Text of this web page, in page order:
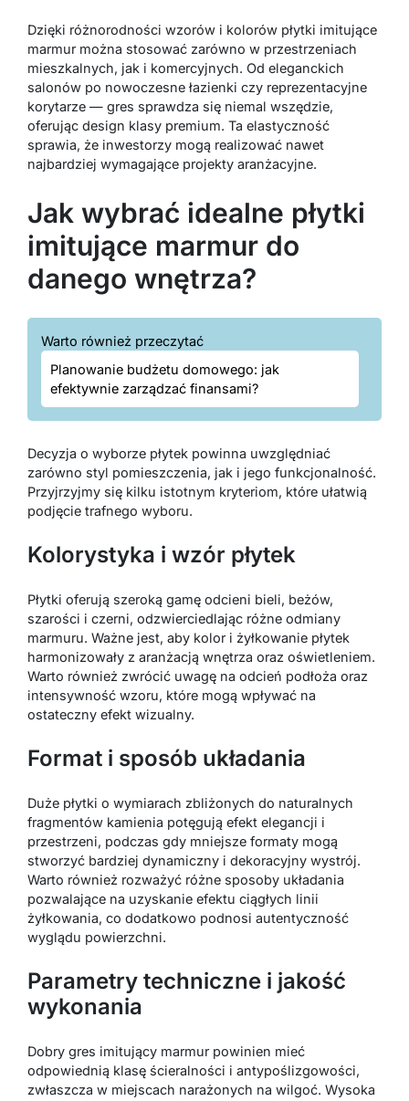
Dzięki różnorodności wzorów i kolorów płytki imitujące
marmur można stosować zarówno w przestrzeniach
mieszkalnych, jak i komercyjnych. Od eleganckich
salonów po nowoczesne łazienki czy reprezentacyjne
korytarze — gres sprawdza się niemal wszędzie,
oferując design klasy premium. Ta elastyczność
sprawia, że inwestorzy mogą realizować nawet
najbardziej wymagające projekty aranżacyjne.
Jak wybrać idealne płytki
imitujące marmur do
danego wnętrza?
Warto również przeczytać
Planowanie budżetu domowego: jak
efektywnie zarządzać finansami?
Decyzja o wyborze płytek powinna uwzględniać
zarówno styl pomieszczenia, jak i jego funkcjonalność.
Przyjrzyjmy się kilku istotnym kryteriom, które ułatwią
podjęcie trafnego wyboru.
Kolorystyka i wzór płytek
Płytki oferują szeroką gamę odcieni bieli, beżów,
szarości i czerni, odzwierciedlając różne odmiany
marmuru. Ważne jest, aby kolor i żyłkowanie płytek
harmonizowały z aranżacją wnętrza oraz oświetleniem.
Warto również zwrócić uwagę na odcień podłoża oraz
intensywność wzoru, które mogą wpływać na
ostateczny efekt wizualny.
Format i sposób układania
Duże płytki o wymiarach zbliżonych do naturalnych
fragmentów kamienia potęgują efekt elegancji i
przestrzeni, podczas gdy mniejsze formaty mogą
stworzyć bardziej dynamiczny i dekoracyjny wystrój.
Warto również rozważyć różne sposoby układania
pozwalające na uzyskanie efektu ciągłych linii
żyłkowania, co dodatkowo podnosi autentyczność
wyglądu powierzchni.
Parametry techniczne i jakość
wykonania
Dobry gres imitujący marmur powinien mieć
odpowiednią klasę ścieralności i antypoślizgowości,
zwłaszcza w miejscach narażonych na wilgoć. Wysoka